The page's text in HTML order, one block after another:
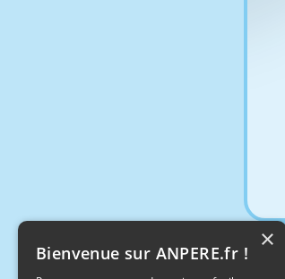
×
Bienvenue sur ANPERE.fr !